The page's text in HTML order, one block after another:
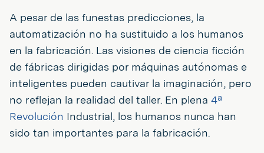
A pesar de las funestas predicciones, la
automatización no ha sustituido a los humanos
en la fabricación. Las visiones de ciencia ficción
de fábricas dirigidas por máquinas autónomas e
inteligentes pueden cautivar la imaginación, pero
no reflejan la realidad del taller. En plena 4ª
Revolución Industrial, los humanos nunca han
sido tan importantes para la fabricación.